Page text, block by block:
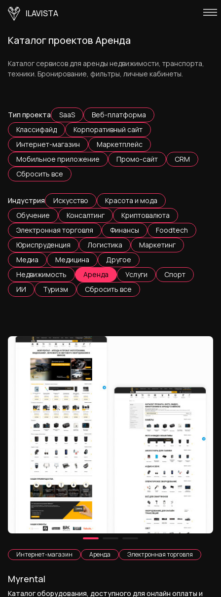
ILAVISTA
Каталог проектов Аренда
Каталог сервисов для аренды недвижимости, транспорта,
техники. Бронирование, фильтры, личные кабинеты.
Тип проекта SaaS
Веб-платформа
Классифайд
Корпоративный сайт
Интернет-магазин
Маркетплейс
Мобильное приложение
Промо-сайт
CRM
Сбросить все
Индустрия Искусство
Красота и мода
Обучение
Консалтинг
Криптовалюта
Электронная торговля
Финансы
Foodtech
Юриспруденция
Логистика
Маркетинг
Медиа
Медицина
Другое
Недвижимость
Аренда Услуги
Спорт
ИИ
Туризм Сбросить все
Интернет-магазин Аренда Электронная торговля
Myrental
Каталог оборудования, доступного для онлайн оплаты и